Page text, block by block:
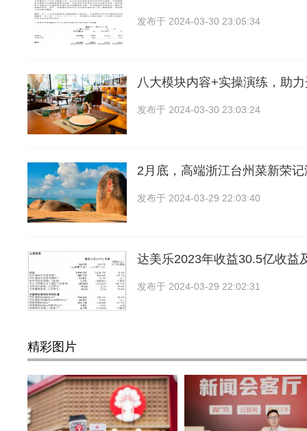
发布于 2024-03-30 23:05:34
八大模块内容+实操演练，助
发布于 2024-03-30 23:03:24
2月底，高端浙江台州菜新荣
发布于 2024-03-29 22:03:40
达美乐2023年收益30.5亿收益
发布于 2024-03-29 22:02:31
精彩图片